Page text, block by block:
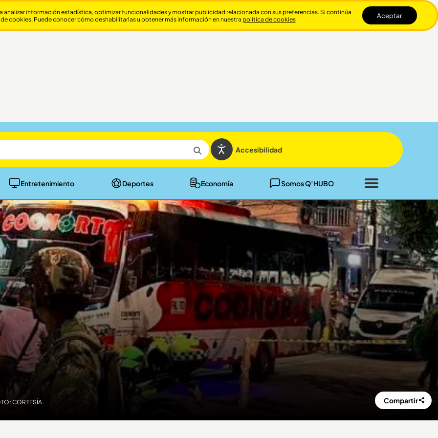
Accesibilidad
Entretenimiento Deportes Economía Somos Q’HUBO
Cerrar
CORTESÍA. Compartir
información estadística, optimizar funcionalidades y mostrar publicidad relacionada con sus preferencias. Si continúa
cookies. Puede conocer cómo deshabilitarlas u obtener más información en nuestra politica de cookies Aceptar